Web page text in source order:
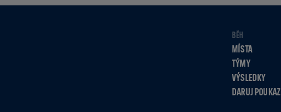
BĚH
MÍSTA
TÝMY
VÝSLEDKY
DARUJ POUKAZ